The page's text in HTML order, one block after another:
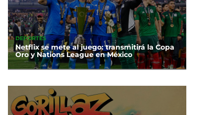
DEPORTES
Netflix se mete al juego: transmitirá la Copa
Oro y Nations League en México